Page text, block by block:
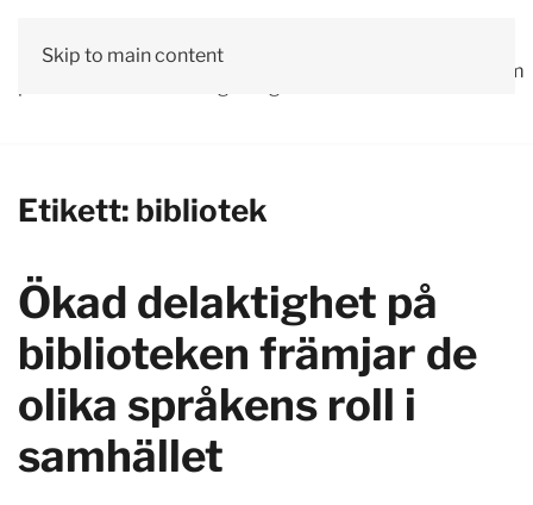
Skip to main content
Vår
Debatt
OmLäs våra
Valprogram
Etikett: bibliotek
Ökad delaktighet på
biblioteken främjar de
olika språkens roll i
samhället